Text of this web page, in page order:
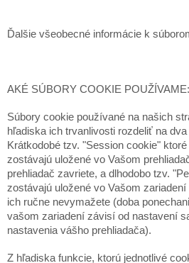
Ďalšie všeobecné informácie k
AKÉ SÚBORY COOKIE POUŽÍVAME:
Súbory cookie používané na našich
hľadiska ich trvanlivosti rozdeliť na
Krátkodobé tzv. "Session cookie"
zostávajú uložené vo Vašom
prehliadač zavriete, a dlhodobo tzv.
zostávajú uložené vo Vašom
ich ručne nevymažete (doba
vašom zariadení závisí od nastavení
nastavenia vášho prehliadača).
Z hľadiska funkcie, ktorú jednotlivé